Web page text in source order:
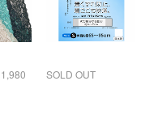
SOLD OUT